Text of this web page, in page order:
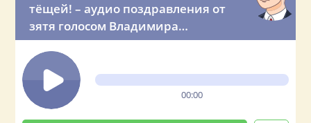
тёщей! – аудио поздравления от
зятя голосом Владимира
Владимировича Путина
00:00